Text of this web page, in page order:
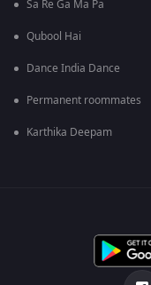
Sa Re Ga Ma Pa
Qubool Hai
Dance India Dance
Permanent roommates
Karthika Deepam